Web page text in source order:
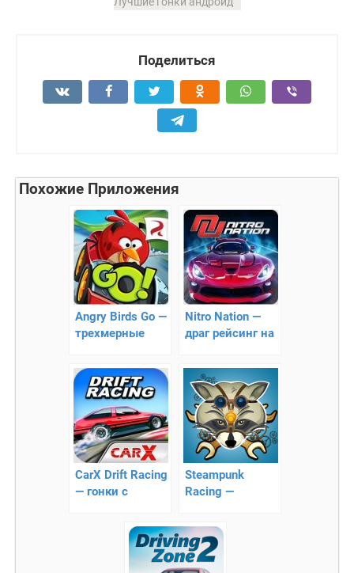
Поделиться
Похожие Приложения
Angry Birds Go —
трехмерные
любимой
вселенной
Nitro Nation —
драг рейсинг на
CarX Drift Racing
— гонки с
Steampunk
Racing —
гонки